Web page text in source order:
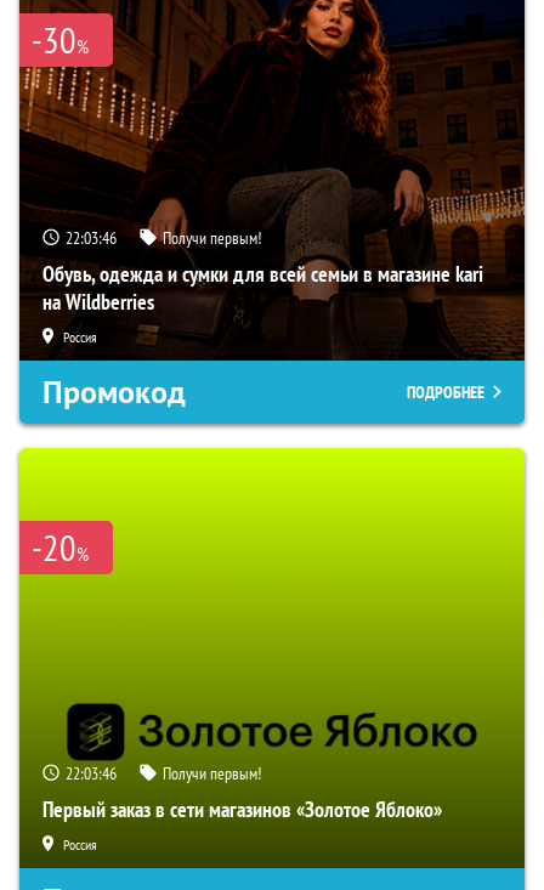
-30%
22:03:45 Получи первым!
Обувь, одежда и сумки для всей семьи в магазине kari
на Wildberries
Россия
Промокод ПОДРОБНЕЕ
-20%
22:03:45 Получи первым!
Первый заказ в сети магазинов «Золотое Яблоко»
Россия